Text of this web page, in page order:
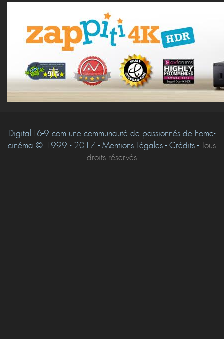
Digital16-9.com une communauté de passionnés de home-
cinéma © 1999 - 2017 - Mentions Légales - Crédits -Tous
droits réservés